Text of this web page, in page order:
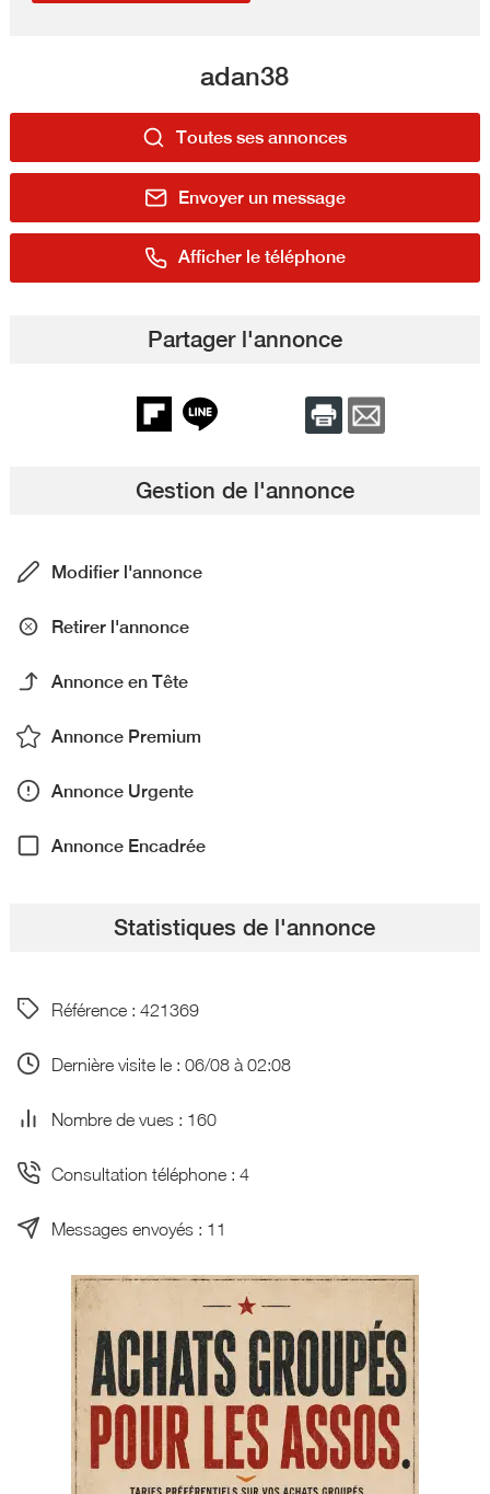
adan38
Toutes ses annonces
Envoyer un message
Afficher le téléphone
Partager l'annonce
Gestion de l'annonce
Modifier l'annonce
Retirer l'annonce
Annonce en Tête
Annonce Premium
Annonce Urgente
Annonce Encadrée
Statistiques de l'annonce
Référence : 421369
Dernière visite le : 06/08 à 02:08
Nombre de vues : 160
Consultation téléphone : 4
Messages envoyés : 11